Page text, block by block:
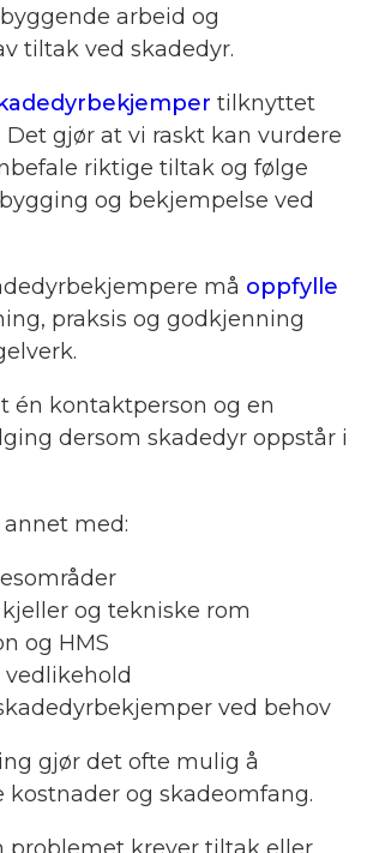
arbeid og
tiltak ved skadedyr.
tilknyttet
gjør at vi raskt kan vurdere
riktige tiltak og følge
og bekjempelse ved
må oppfylle
praksis og godkjenning
én kontaktperson og en
dersom skadedyr oppstår i
med:
og tekniske rom
og HMS
ved behov
gjør det ofte mulig å
kostnader og skadeomfang.